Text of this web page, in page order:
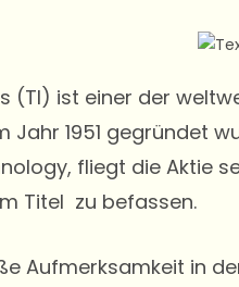
(TI) ist einer der
Jahr 1951 gegründet
fliegt die Aktie
Titel zu befassen.
Aufmerksamkeit in